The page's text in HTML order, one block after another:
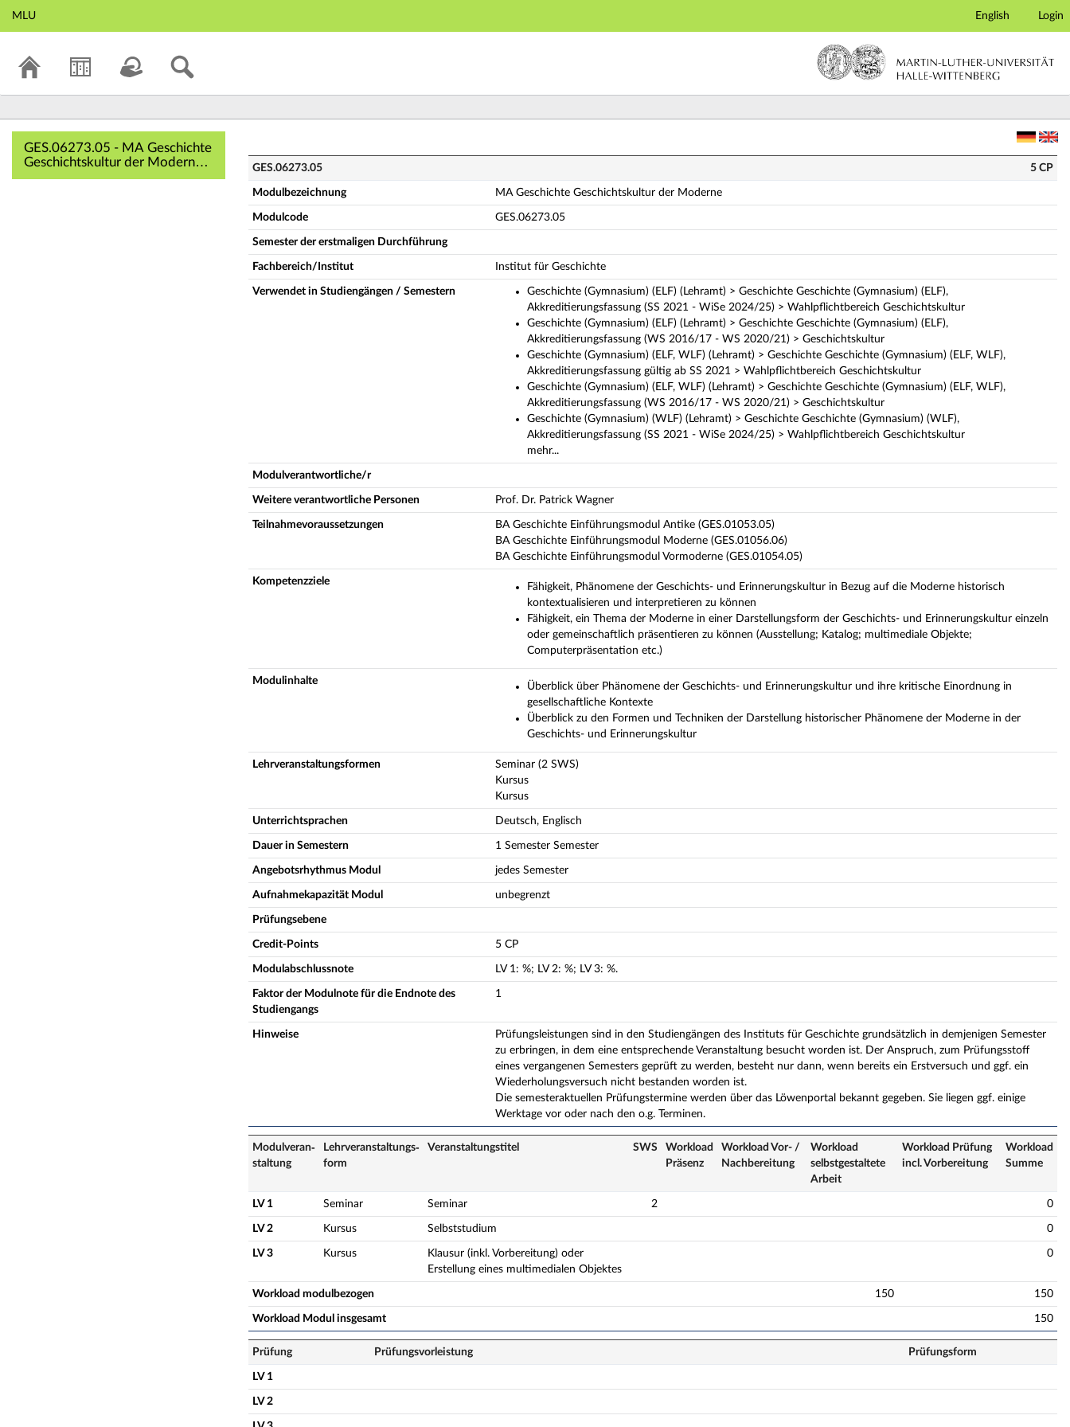
Hauptnavigation
MLU English Login
GES.06273.05 - MA Geschichte
Geschichtskultur der Moderne
(Vollständige
GES.06273.05 5 CP
Modulbezeichnung MA Geschichte Geschichtskultur der Moderne
Modulcode GES.06273.05
Semester der erstmaligen Durchführung
Fachbereich/Institut Institut für Geschichte
Verwendet in Studiengängen / Semestern
Geschichte (Gymnasium) (ELF) (Lehramt) > Geschichte Geschichte (Gymnasium) (ELF),
Akkreditierungsfassung (SS 2021 - WiSe 2024/25) > Wahlpflichtbereich Geschichtskultur
Geschichte (Gymnasium) (ELF) (Lehramt) > Geschichte Geschichte (Gymnasium) (ELF),
Akkreditierungsfassung (WS 2016/17 - WS 2020/21) > Geschichtskultur
Geschichte (Gymnasium) (ELF, WLF) (Lehramt) > Geschichte Geschichte (Gymnasium) (ELF, WLF),
Akkreditierungsfassung gültig ab SS 2021 > Wahlpflichtbereich Geschichtskultur
Geschichte (Gymnasium) (ELF, WLF) (Lehramt) > Geschichte Geschichte (Gymnasium) (ELF, WLF),
Akkreditierungsfassung (WS 2016/17 - WS 2020/21) > Geschichtskultur
Geschichte (Gymnasium) (WLF) (Lehramt) > Geschichte Geschichte (Gymnasium) (WLF),
Akkreditierungsfassung (SS 2021 - WiSe 2024/25) > Wahlpflichtbereich Geschichtskultur
mehr...
Modulverantwortliche/r
Weitere verantwortliche Personen Prof. Dr. Patrick Wagner
Teilnahmevoraussetzungen
BA Geschichte Einführungsmodul Antike (GES.01053.05)
BA Geschichte Einführungsmodul Moderne (GES.01056.06)
BA Geschichte Einführungsmodul Vormoderne (GES.01054.05)
Kompetenzziele
Fähigkeit, Phänomene der Geschichts- und Erinnerungskultur in Bezug auf die Moderne historisch
kontextualisieren und interpretieren zu können
Fähigkeit, ein Thema der Moderne in einer Darstellungsform der Geschichts- und Erinnerungskultur einzeln
oder gemeinschaftlich präsentieren zu können (Ausstellung; Katalog; multimediale Objekte;
Computerpräsentation etc.)
Modulinhalte
Überblick über Phänomene der Geschichts- und Erinnerungskultur und ihre kritische Einordnung in
gesellschaftliche Kontexte
Überblick zu den Formen und Techniken der Darstellung historischer Phänomene der Moderne in der
Geschichts- und Erinnerungskultur
Lehrveranstaltungsformen
Seminar (2 SWS)
Kursus
Kursus
Unterrichtsprachen Deutsch, Englisch
Dauer in Semestern 1 Semester Semester
Angebotsrhythmus Modul jedes Semester
Aufnahmekapazität Modul unbegrenzt
Prüfungsebene
Credit-Points 5 CP
Modulabschlussnote LV 1: %; LV 2: %; LV 3: %.
Faktor der Modulnote für die Endnote des
Studiengangs
1
Hinweise
Prüfungsleistungen sind in den Studiengängen des Instituts für Geschichte grundsätzlich in demjenigen Semester
zu erbringen, in dem eine entsprechende Veranstaltung besucht worden ist. Der Anspruch, zum Prüfungsstoff
eines vergangenen Semesters geprüft zu werden, besteht nur dann, wenn bereits ein Erstversuch und ggf. ein
Wiederholungsversuch nicht bestanden worden ist.
Die semesteraktuellen Prüfungstermine werden über das Löwenportal bekannt gegeben. Sie liegen ggf. einige
Werktage vor oder nach den o.g. Terminen.
Modulveran­
staltung
Lehrveranstaltungs­
form
Veranstaltungs­titel SWS
Workload
Präsenz
Workload Vor- /
Nach­bereitung
Workload
selbstge­staltete
Arbeit
Workload Prüfung
incl. Vorbereitung
Workload
Summe
LV 1 Seminar Seminar 2 0
LV 2 Kursus Selbststudium 0
LV 3 Kursus
Klausur (inkl. Vorbereitung) oder
Erstellung eines multimedialen Objektes
0
Workload modulbezogen 150 150
Workload Modul insgesamt 150
Prüfung Prüfungsvorleistung Prüfungsform
LV 1
LV 2